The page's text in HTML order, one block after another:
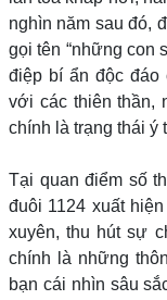
nghìn năm sau đó,
gọi tên “những con
điệp bí ẩn độc đáo
với các thiên thần,
chính là trạng thái ý
Tại quan điểm số
đuôi 1124 xuất
xuyên, thu hút sự
chính là những
bạn cái nhìn sâu